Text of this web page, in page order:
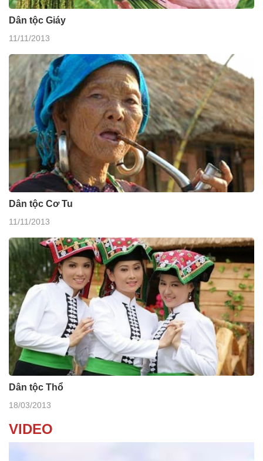
Dân tộc Giáy
11/11/2013
Dân tộc Cơ Tu
11/11/2013
Dân tộc Thổ
18/03/2013
VIDEO